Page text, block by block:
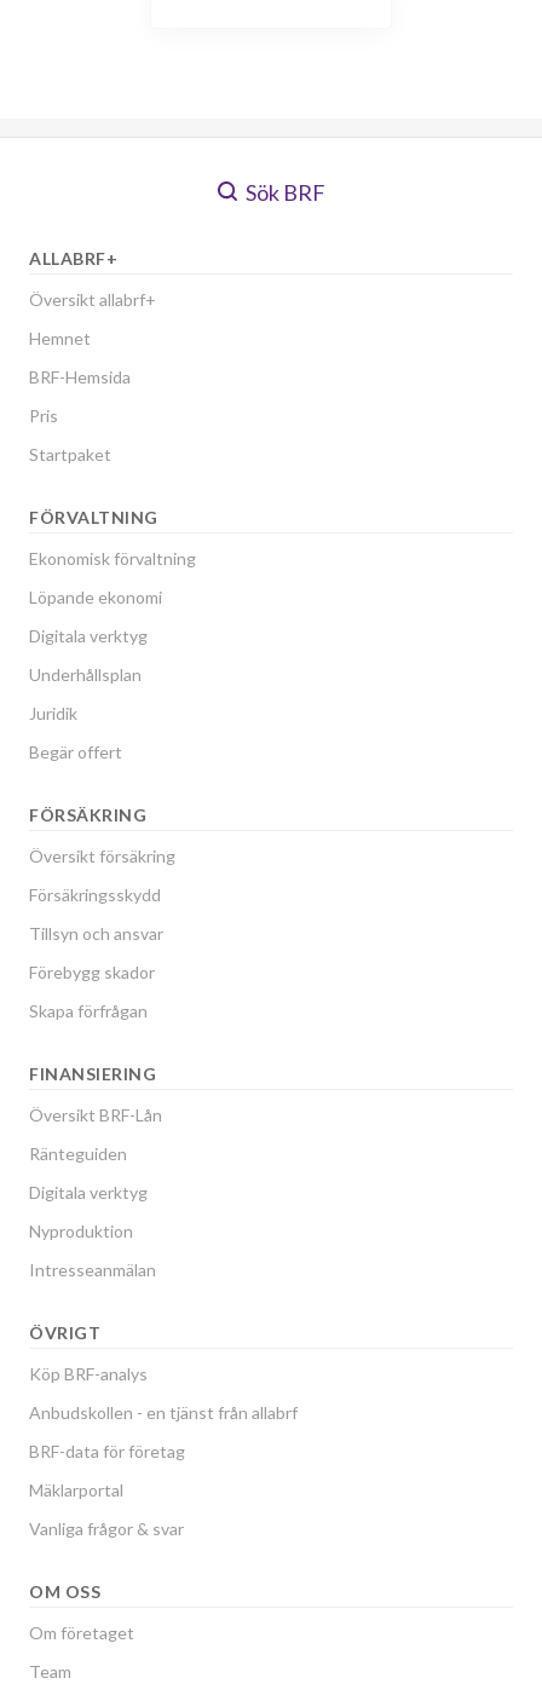
Sök BRF
ALLABRF+
Översikt allabrf+
Hemnet
BRF-Hemsida
Pris
Startpaket
FÖRVALTNING
Ekonomisk förvaltning
Löpande ekonomi
Digitala verktyg
Underhållsplan
Juridik
Begär offert
FÖRSÄKRING
Översikt försäkring
Försäkringsskydd
Tillsyn och ansvar
Förebygg skador
Skapa förfrågan
FINANSIERING
Översikt BRF-Lån
Ränteguiden
Digitala verktyg
Nyproduktion
Intresseanmälan
ÖVRIGT
Köp BRF-analys
Anbudskollen - en tjänst från allabrf
BRF-data för företag
Mäklarportal
Vanliga frågor & svar
OM OSS
Om företaget
Team